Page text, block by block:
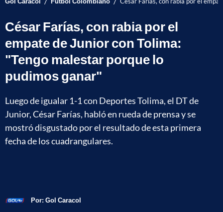
César Farías, con rabia por el
empate de Junior con Tolima:
"Tengo malestar porque lo
pudimos ganar"
Luego de igualar 1-1 con Deportes Tolima, el DT de
Junior, César Farías, habló en rueda de prensa y se
mostró disgustado por el resultado de esta primera
fecha de los cuadrangulares.
Por: Gol Caracol